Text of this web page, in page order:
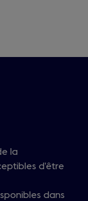
la
d’être
dans